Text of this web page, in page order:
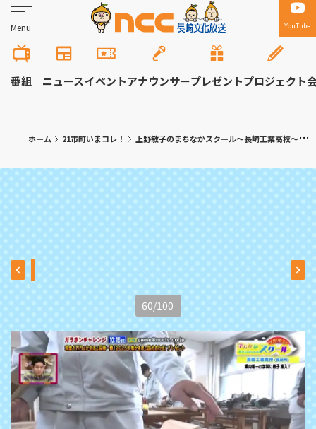
Menu YouTube
番組 ニュースイベントアナウンサープレゼントプロジェクト
ホーム 21市町いまコレ！ 上野敏子のまちなかスクール～長崎工業高校～
60/100